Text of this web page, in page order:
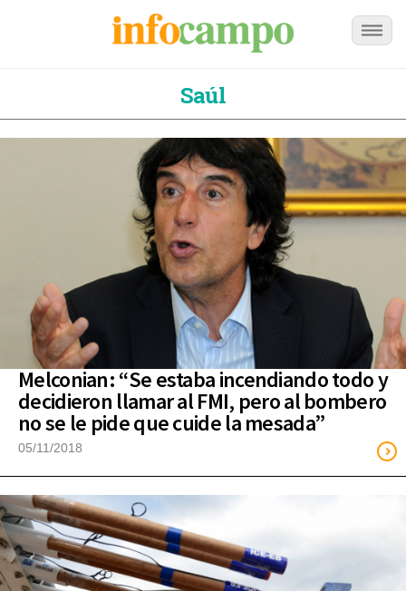
Saúl
Melconian: “Se estaba incendiando todo y
decidieron llamar al FMI, pero al bombero
no se le pide que cuide la mesada”
05/11/2018